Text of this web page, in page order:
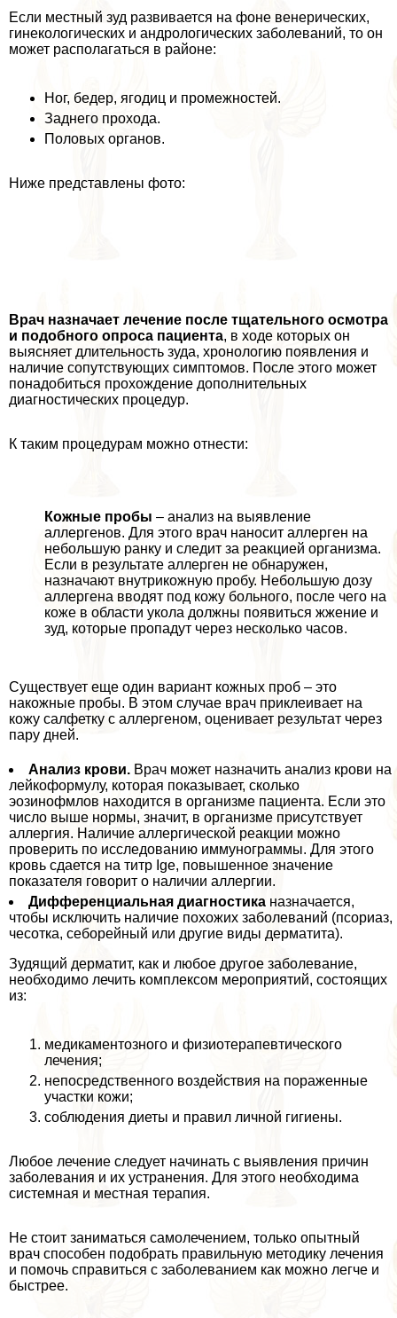
Если местный зуд развивается на фоне венерических,
гинекологических и андрологических заболеваний, то он
может располагаться в районе:
Ног, бедер, ягoдиц и промежностей.
Заднего прохода.
Половых органов.
Ниже представлены фото:
Врач назначает лечение после тщательного осмотра
и подобного опроса пациента, в ходе которых он
выясняет длительность зуда, хронологию появления и
наличие сопутствующих симптомов. После этого может
понадобиться прохождение дополнительных
диагностических процедур.
К таким процедypaм можно отнести:
Кожные пробы – анализ на выявление
аллергенов. Для этого врач наносит аллерген на
небольшую ранку и следит за реакцией организма.
Если в результате аллерген не обнаружен,
назначают внутрикожную пробу. Небольшую дозу
аллергена вводят под кожу больного, после чего на
коже в области укола должны появиться жжение и
зуд, которые пропадут через несколько часов.
Существует еще один вариант кожных проб – это
накожные пробы. В этом случае врач приклеивает на
кожу салфетку с аллергеном, оценивает результат через
пару дней.
Анализ крови. Врач может назначить анализ крови на
лейкоформулу, которая показывает, сколько
эозинофмлов находится в организме пациента. Если это
число выше нормы, значит, в организме присутствует
аллергия. Наличие аллергической реакции можно
проверить по исследованию иммунограммы. Для этого
кровь сдается на титр Ige, повышенное значение
показателя говорит о наличии аллергии.
Дифференциальная диагностика назначается,
чтобы исключить наличие похожих заболеваний (псориаз,
чесотка, себорейный или другие виды дерматита).
Зудящий дерматит, как и любое другое заболевание,
необходимо лечить комплексом мероприятий, состоящих
из:
медикаментозного и физиотерапевтического
лечения;
непосредственного воздействия на пораженные
участки кожи;
соблюдения диеты и правил личной гигиены.
Любое лечение следует начинать с выявления причин
заболевания и их устранения. Для этого необходима
системная и местная терапия.
Не стоит заниматься самолечением, только опытный
врач способен подобрать правильную методику лечения
и помочь справиться с заболеванием как можно легче и
быстрее.